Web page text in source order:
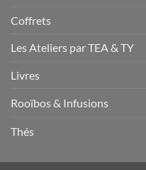
Coffrets
Les Ateliers par TEA & TY
Livres
Rooïbos & Infusions
Thés